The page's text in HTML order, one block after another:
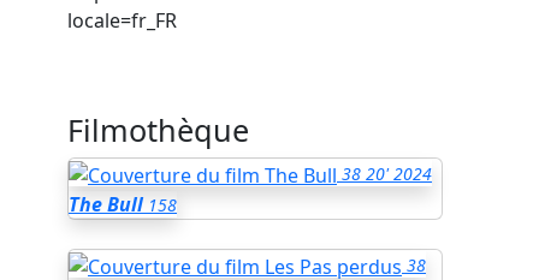
locale=fr_FR
Filmothèque
38 20' 2024
The Bull 158
38